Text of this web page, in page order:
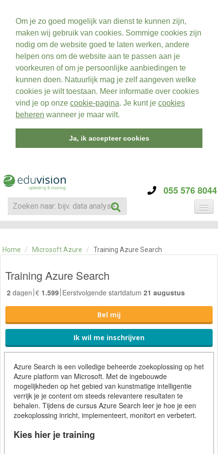
Om je zo goed mogelijk van dienst te kunnen zijn,
maken wij gebruik van cookies. Sommige cookies zijn
nodig om de website goed te laten werken, andere
helpen ons om de website aan te passen aan je
voorkeuren of om je persoonlijke aanbiedingen te
kunnen doen. Natuurlijk mag je zelf aangeven welke
cookies je wilt toestaan. Meer informatie over cookies
vind je op onze cookie-pagina. Je kunt je cookies
beheren wanneer je maar wilt.
Ja, ik accepteer cookies
055 576 8044
CATEGORIE
OVER ONS
SKILLS ALCHEMIST
Home / Microsoft Azure / Training Azure Search
Training Azure Search
2 dagen € 1.599 Eerstvolgende startdatum 21 augustus
Bel mij
Ik wil me inschrijven
Azure Search is een volledige beheerde zoekoplossing op het
Azure platform van Microsoft. Met de ingebouwde
mogelijkheden op het gebied van kunstmatige intelligentie
verrijk je je contentom steeds relevantere resultaten te
behalen. Tijdens de cursus Azure Search leer je hoe je een
zoekoplossing inricht, implementeert, monitort en verbetert.
Kies hier je training